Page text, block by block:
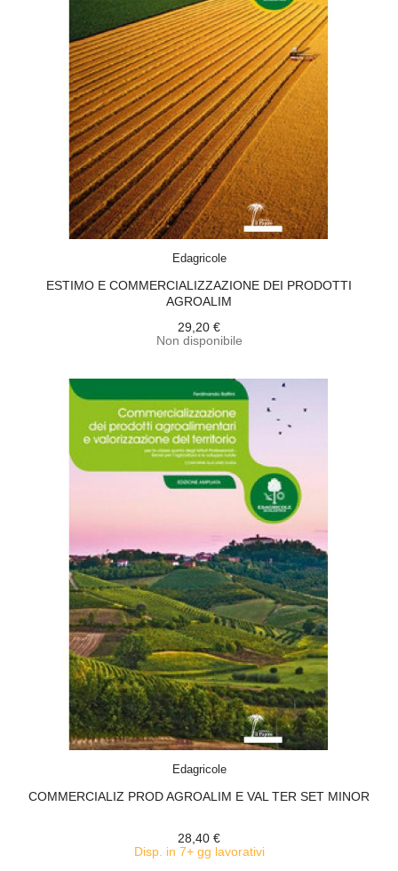
Edagricole
ESTIMO E COMMERCIALIZZAZIONE DEI PRODOTTI
AGROALIM
29,20 €
Non disponibile
Edagricole
COMMERCIALIZ PROD AGROALIM E VAL TER SET MINOR
28,40 €
Disp. in 7+ gg lavorativi